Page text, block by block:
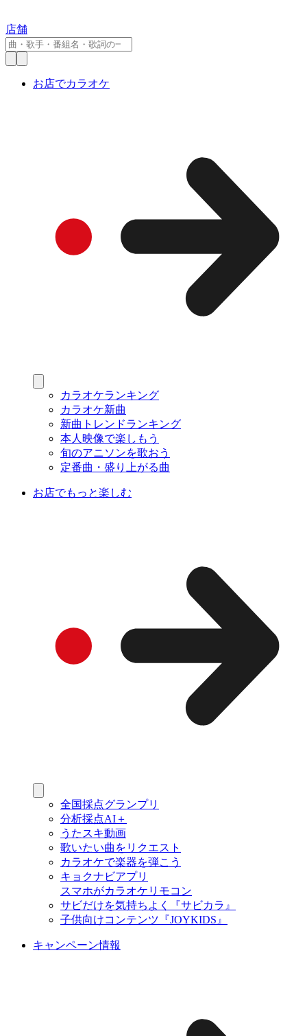
店舗
お店でカラオケ
カラオケランキング
カラオケ新曲
新曲トレンドランキング
本人映像で楽しもう
旬のアニソンを歌おう
定番曲・盛り上がる曲
お店でもっと楽しむ
全国採点グランプリ
分析採点AI＋
うたスキ動画
歌いたい曲をリクエスト
カラオケで楽器を弾こう
キョクナビアプリ
スマホがカラオケリモコン
サビだけを気持ちよく『サビカラ』
子供向けコンテンツ『JOYKIDS』
キャンペーン情報